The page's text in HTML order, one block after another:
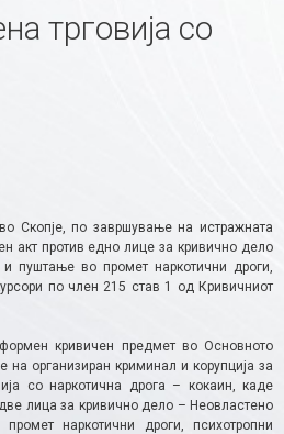
трговија со
Скопје, по завршување на истражната
акт против едно лице за кривично дело
пуштање во промет наркотични дроги,
по член 215 став 1 од Кривичниот
кривичен предмет во Основното
на организиран криминал и корупција за
со наркотична дрога – кокаин, каде
лица за кривично дело – Неовластено
наркотични дроги, психотропни